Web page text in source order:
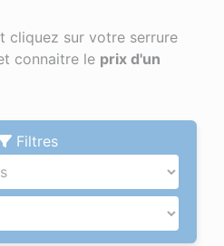
cliquez sur votre serrure
connaitre le prix d'un
Filtres